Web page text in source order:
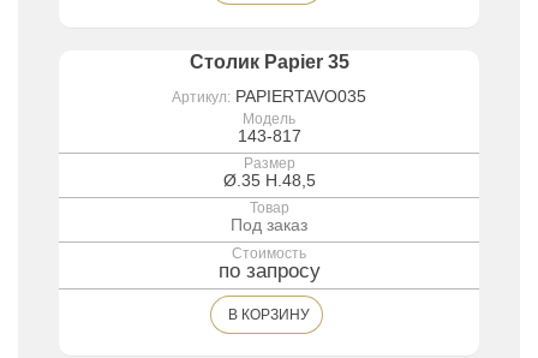
Столик Papier 35
Артикул: PAPIERTAVO035
Модель
143-817
Размер
Ø.35 H.48,5
Товар
Под заказ
Стоимость
по запросу
В КОРЗИНУ